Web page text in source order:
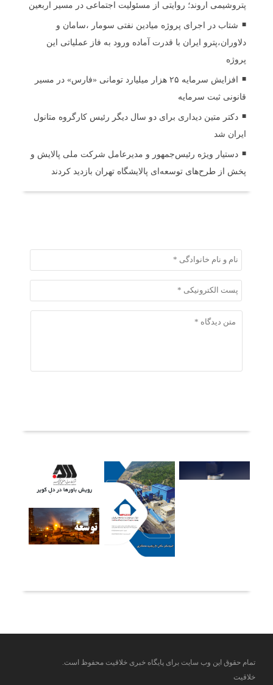
پتروشیمی اروند؛ روایتی از مسئولیت اجتماعی در مسیر اربعین
شتاب در اجرای پروژه میادین نفتی سومار ،سامان و
دلاوران،پترو ایران با قدرت آماده ورود به فاز عملیاتی این
پروژه
افزایش سرمایه ۲۵ هزار میلیارد تومانی «فارس» در مسیر
قانونی ثبت سرمایه
دکتر متین دیداری برای دو سال دیگر رئیس کارگروه متانول
ایران شد
دستیار ویژه رئیس‌جمهور و مدیرعامل شرکت ملی پالایش و
پخش از طرح‌های توسعه‌ای پالایشگاه تهران بازدید کردند
تمام حقوق این وب سایت برای پایگاه خبری خلاقیت محفوظ است.
خلاقیت